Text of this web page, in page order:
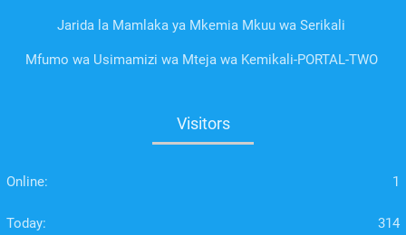
Jarida la Mamlaka ya Mkemia Mkuu wa Serikali
Mfumo wa Usimamizi wa Mteja wa Kemikali-PORTAL-TWO
Visitors
Online: 1
Today: 314